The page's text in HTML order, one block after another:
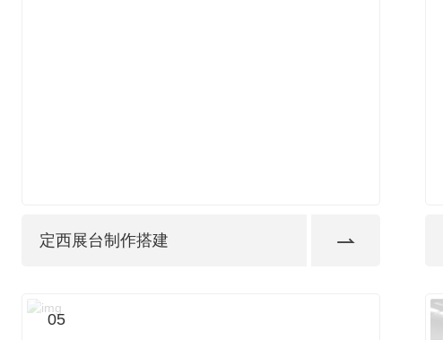
定西展台制作搭建
05